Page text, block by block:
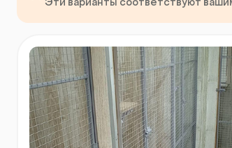
Эти варианты соответствуют